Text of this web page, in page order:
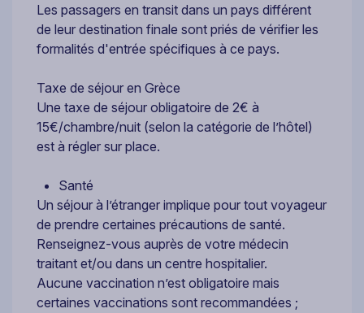
Les passagers en transit dans un pays différent
de leur destination finale sont priés de vérifier les
formalités d'entrée spécifiques à ce pays.
Taxe de séjour en Grèce
Une taxe de séjour obligatoire de 2€ à
15€/chambre/nuit (selon la catégorie de l’hôtel)
est à régler sur place.
Santé
Un séjour à l’étranger implique pour tout voyageur
de prendre certaines précautions de santé.
Renseignez-vous auprès de votre médecin
traitant et/ou dans un centre hospitalier.
Aucune vaccination n’est obligatoire mais
certaines vaccinations sont recommandées ;